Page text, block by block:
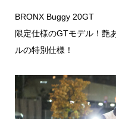
BRONX Buggy 20GT
限定仕様のGTモデル！艶
ルの特別仕様！